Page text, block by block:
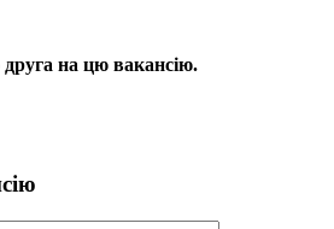
на цю вакансію.